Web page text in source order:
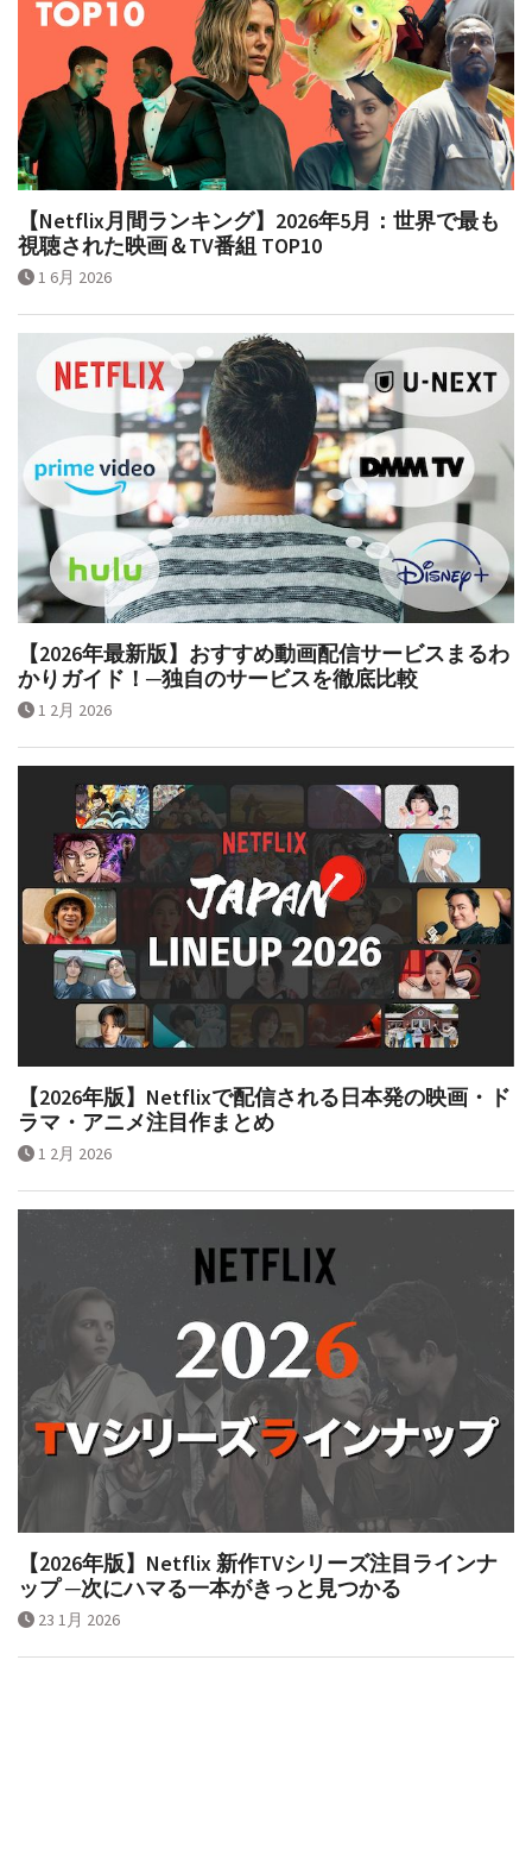
【Netflix月間ランキング】2026年5月：世界で最も
視聴された映画＆TV番組 TOP10
1 6月 2026
【2026年最新版】おすすめ動画配信サービスまるわ
かりガイド！─独自のサービスを徹底比較
1 2月 2026
【2026年版】Netflixで配信される日本発の映画・ド
ラマ・アニメ注目作まとめ
1 2月 2026
【2026年版】Netflix 新作TVシリーズ注目ラインナ
ップ ─次にハマる一本がきっと見つかる
23 1月 2026